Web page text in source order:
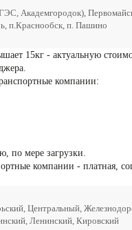
Академгородок),
п.Краснообск, п. Пашино
15кг - актуальную
компании:
по мере загрузки.
компании - платная,
Центральный,
Ленинский, Кировский